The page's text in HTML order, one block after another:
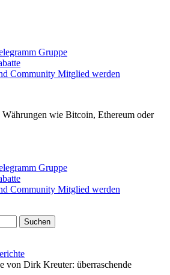
Gruppe
Community Mitglied werden
wie Bitcoin, Ethereum oder
Gruppe
Community Mitglied werden
von Dirk Kreuter: überraschende